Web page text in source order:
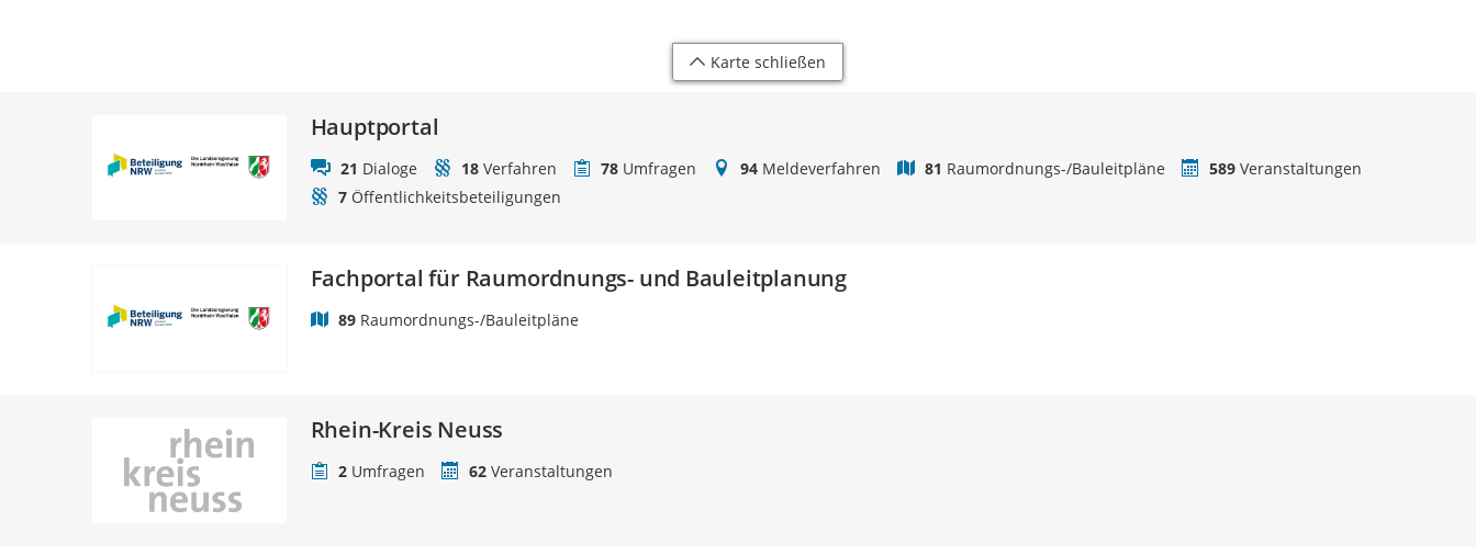
Karte schließen
Hauptportal
21 Dialoge 18 Verfahren 78 Umfragen 94 Meldeverfahren 81 Raumordnungs-/Bauleitpläne 589 Veranstaltungen
7 Öffentlichkeitsbeteiligungen
Fachportal für Raumordnungs- und Bauleitplanung
89 Raumordnungs-/Bauleitpläne
Rhein-Kreis Neuss
2 Umfragen 62 Veranstaltungen